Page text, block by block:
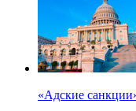
«Адские